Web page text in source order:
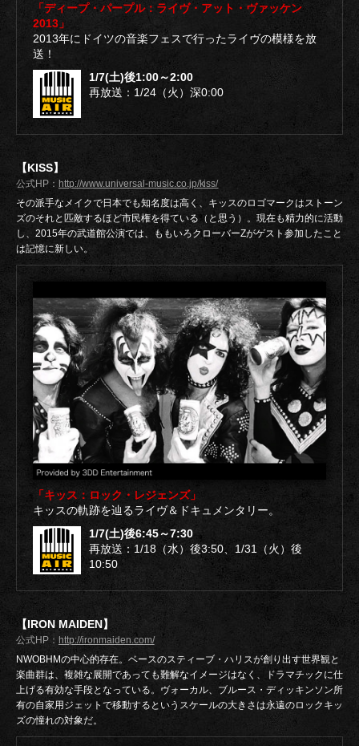
「ディープ・パープル：ライヴ・アット・ヴァッケン
2013」
2013年にドイツの音楽フェスで行ったライヴの模様を放
送！
1/7(土)後1:00～2:00
再放送：1/24（火）深0:00
【KISS】
公式HP： http://www.universal-music.co.jp/kiss/
その派手なメイクで日本でも知名度は高く、キッスのロゴマークはストーン
ズのそれと匹敵するほど市民権を得ている（と思う）。現在も精力的に活動
し、2015年の武道館公演では、ももいろクローバーZがゲスト参加したこと
は記憶に新しい。
「キッス：ロック・レジェンズ」
キッスの軌跡を辿るライヴ＆ドキュメンタリー。
1/7(土)後6:45～7:30
再放送：1/18（水）後3:50、1/31（火）後
10:50
【IRON MAIDEN】
公式HP： http://ironmaiden.com/
NWOBHMの中心的存在。ベースのスティーブ・ハリスが創り出す世界観と
楽曲群は、複雑な展開であっても難解なイメージはなく、ドラマチックに仕
上げる有効な手段となっている。ヴォーカル、ブルース・ディッキンソン所
有の自家用ジェットで移動するというスケールの大きさは永遠のロックキッ
ズの憧れの対象だ。